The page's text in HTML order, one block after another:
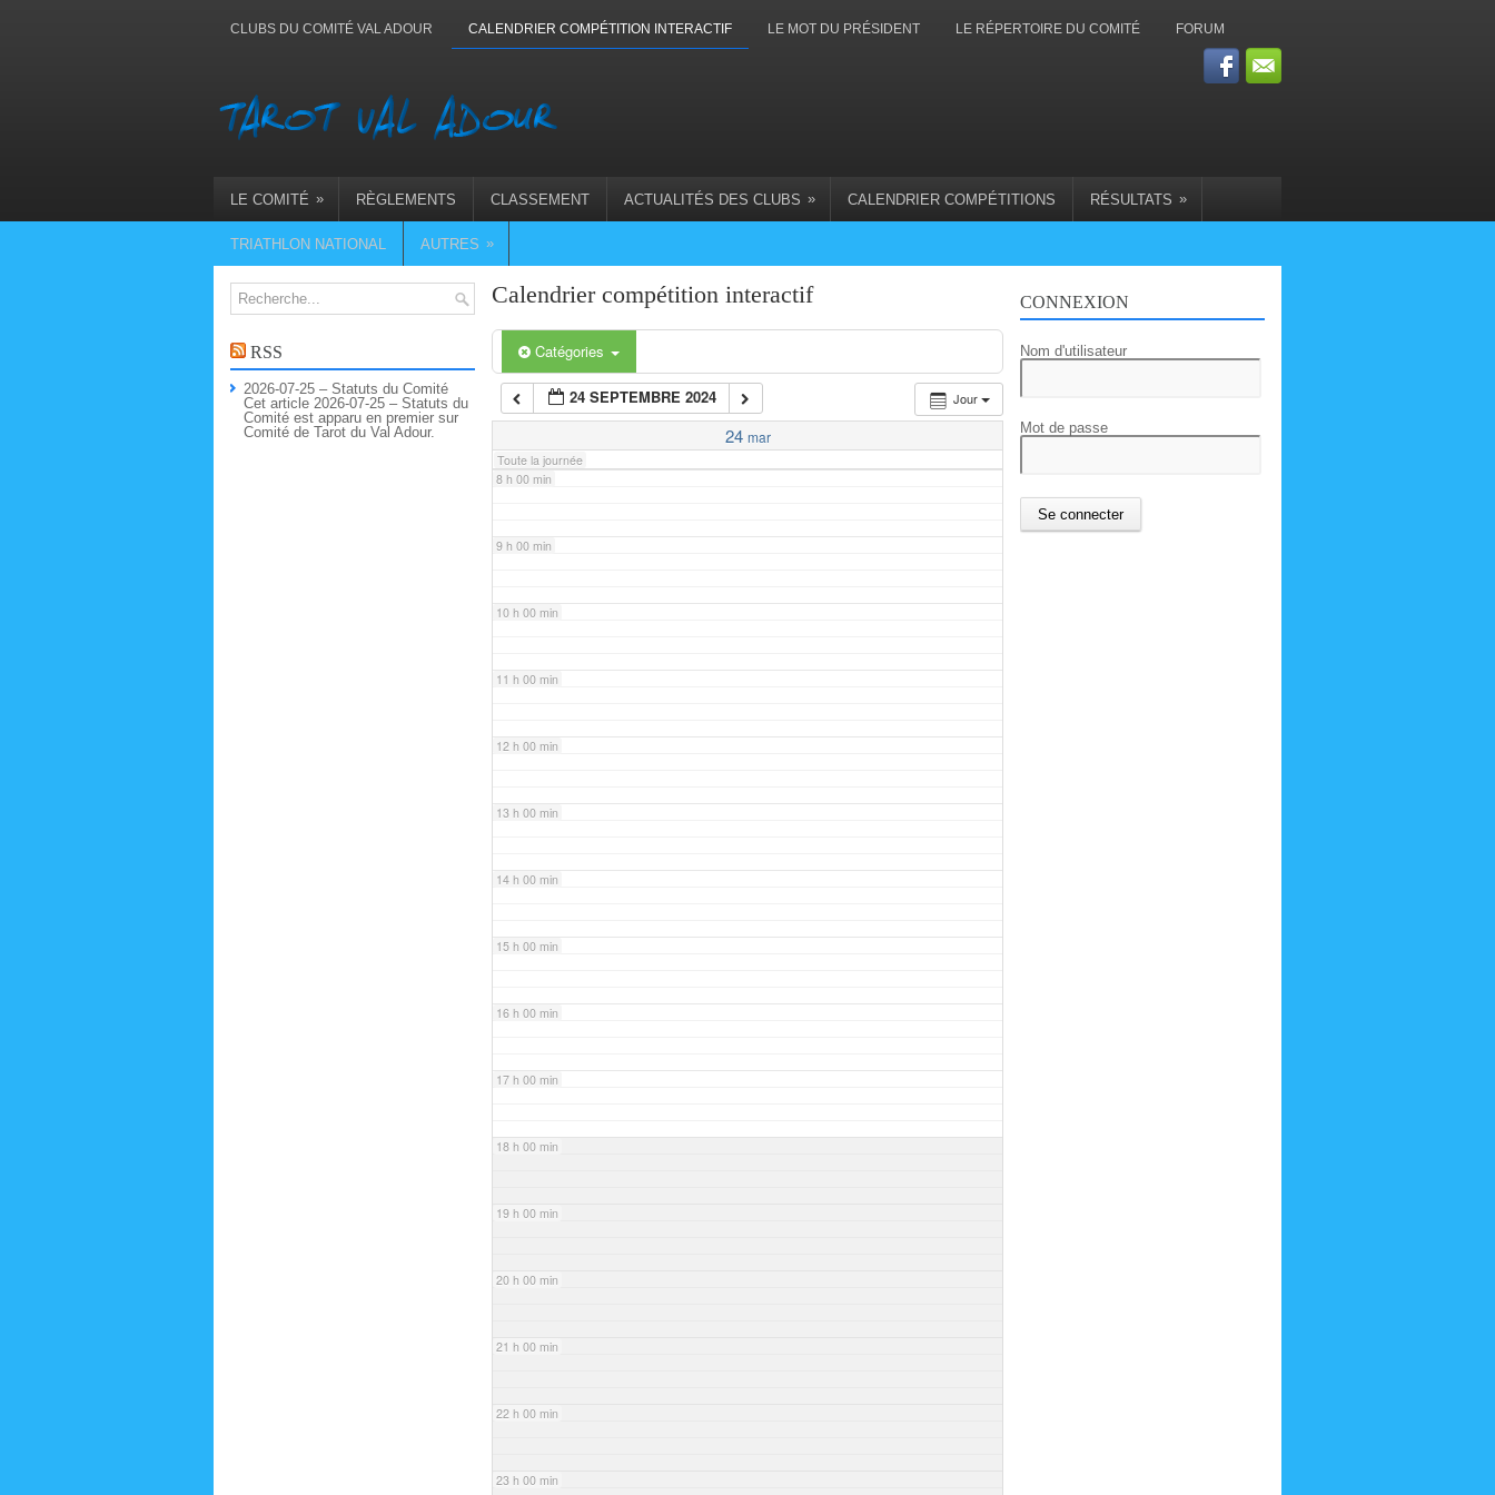
CLUBS DU COMITÉ VAL ADOUR CALENDRIER COMPÉTITION INTERACTIF LE MOT DU PRÉSIDENT LE RÉPERTOIRE DU COMITÉ FORUM
LE COMITÉ » RÈGLEMENTS CLASSEMENT ACTUALITÉS DES CLUBS » CALENDRIER COMPÉTITIONS RÉSULTATS »
TRIATHLON NATIONAL AUTRES »
Calendrier compétition interactif
Catégories
Jour
24 SEPTEMBRE 2024
24 mar
Toute la journée
6 h 00 min
7 h 00 min
8 h 00 min
9 h 00 min
10 h 00 min
11 h 00 min
12 h 00 min
13 h 00 min
14 h 00 min
15 h 00 min
16 h 00 min
17 h 00 min
18 h 00 min
19 h 00 min
20 h 00 min
21 h 00 min
22 h 00 min
23 h 00 min
RSS
2026-07-25 – Statuts du Comité
Cet article 2026-07-25 – Statuts du
Comité est apparu en premier sur
Comité de Tarot du Val Adour.
CONNEXION
Nom d'utilisateur
Mot de passe